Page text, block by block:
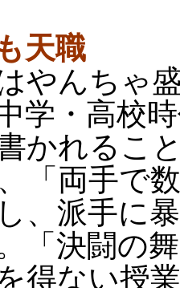
天職
やんちゃ
学・高校
かれるこ
「両手で
、派手に
「決闘の
得ない授